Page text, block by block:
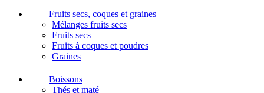
Fruits secs, coques et graines
Mélanges fruits secs
Fruits secs
Fruits à coques et poudres
Graines
Boissons
Thés et maté